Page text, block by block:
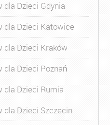
Dzieci Gdynia
dla Dzieci Katowice
dla Dzieci Kraków
dla Dzieci Poznań
dla Dzieci Rumia
dla Dzieci Szczecin